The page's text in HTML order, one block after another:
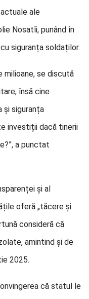
ale
Nosatîi, punând în
siguranța soldaților.
milioane, se discută
însă cine
și siguranța
investiții dacă tinerii
a punctat
și al
oferă „tăcere și
consideră că
amintind și de
2025.
că statul le